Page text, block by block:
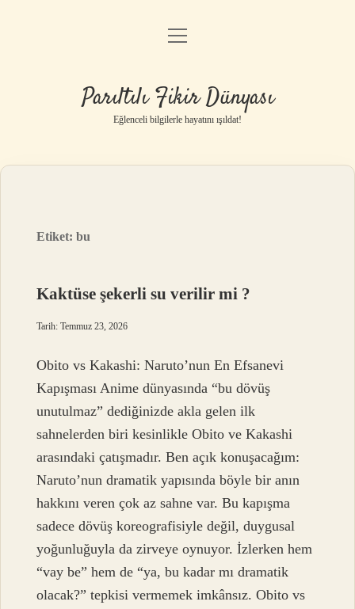
Anasayfa
Yasal Uyarı
menüyü
Parıltılı Fikir Dünyası
Eğlenceli bilgilerle hayatını ışıldat!
Etiket:bu
Kaktüse şekerli su verilir mi ?
Tarih: Temmuz 23, 2026
Obito vs Kakashi: Naruto’nun En Efsanevi
Kapışması Anime dünyasında “bu dövüş
unutulmaz” dediğinizde akla gelen ilk
sahnelerden biri kesinlikle Obito ve Kakashi
arasındaki çatışmadır. Ben açık konuşacağım:
Naruto’nun dramatik yapısında böyle bir anın
hakkını veren çok az sahne var. Bu kapışma
sadece dövüş koreografisiyle değil, duygusal
yoğunluğuyla da zirveye oynuyor. İzlerken hem
“vay be” hem de “ya, bu kadar mı dramatik
olacak?” tepkisi vermemek imkânsız. Obito vs